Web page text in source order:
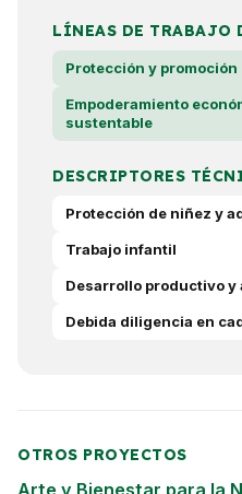
LÍNEAS DE TRABAJO
Protección y promoción
Empoderamiento
sustentable
DESCRIPTORES
Protección de niñez y
Trabajo infantil
Desarrollo productivo y
Debida diligencia en
OTROS PROYECTOS
Arte y Bienestar para la